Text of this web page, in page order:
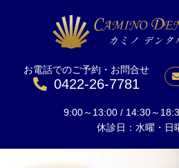
お電話でのご予約・お問合せ
0422-26-7781
9:00～13:00 / 14:30～
休診日：水曜・日
当院について
一般歯科